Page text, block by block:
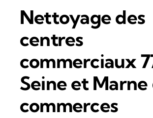
Nettoyage des
centres
commerciaux
Seine et Marne
commerces